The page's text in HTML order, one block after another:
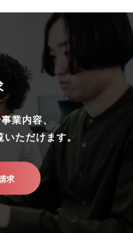
業内容、
ただけます。
求